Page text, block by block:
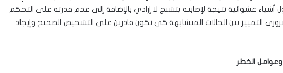
أشياء عشوائية نتيجة لإصابته بتشنج لا إرادي بالإضافة إلى عدم قدرته على التحكم
التمييز بين الحالات المتشابهة كي نكون قادرين على التشخيص الصحيح وإيجاد
وعوامل الخطر